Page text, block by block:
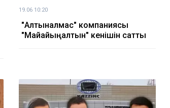
19.06 10:20
"Алтыналмас" компаниясы
"Майқайыңалтын" кенішін сатты